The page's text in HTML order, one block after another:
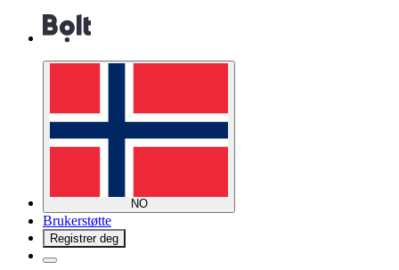
NO
Brukerstøtte
Registrer deg